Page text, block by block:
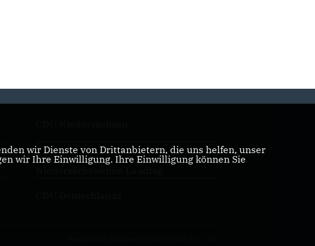
CDU Fraktion im
wir Dienste von Drittanbietern, die uns helfen, unser
wir Ihre Einwilligung. Ihre Einwilligung können Sie